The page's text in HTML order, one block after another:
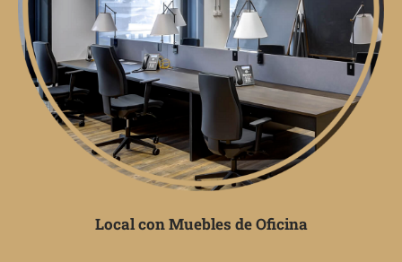
Local con Muebles de Oficina